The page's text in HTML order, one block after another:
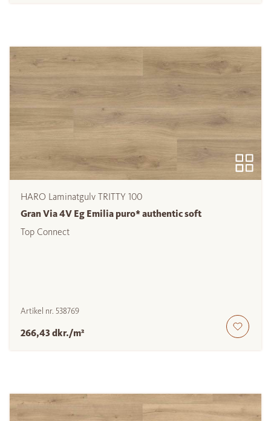
HARO Laminatgulv TRITTY 100
Gran Via 4V Eg Emilia puro* authentic soft
Top Connect
Artikel nr. 538769
266,43 dkr./m²